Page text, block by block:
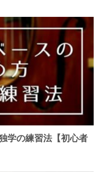
学の練習法【初心者